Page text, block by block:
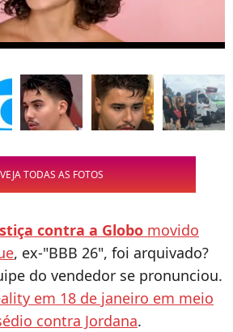
VEJA TODAS AS FOTOS
contra a Globo movido
, ex-"BBB 26", foi arquivado?
do vendedor se pronunciou.
em 18 de janeiro em meio
contra Jordana.